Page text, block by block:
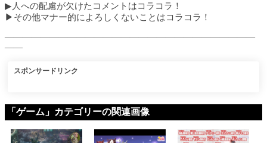
▶人への配慮が欠けたコメントはコラコラ！
▶その他マナー的によろしくないことはコラコラ！
————————————————————————————
——
スポンサードリンク
「ゲーム」カテゴリーの関連画像